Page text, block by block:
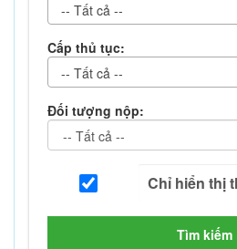
-- Tất cả --
Cấp thủ tục:
-- Tất cả --
Đối tượng nộp:
Tìm kiếm